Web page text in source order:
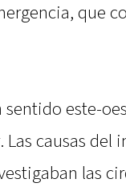
que
este-
causas del
las